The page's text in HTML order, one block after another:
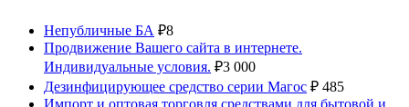
Непубличные БА ₽8
Продвижение Вашего сайта в интернете.
Индивидуальные условия. ₽3 000
Дезинфицирующее средство серии Магос ₽ 485
Импорт и оптовая торговля средствами для бытовой и